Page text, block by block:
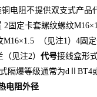
电阻不提供双支式产品
2固定卡套螺纹螺纹
M16×1.5 （见注1） 4固
（见注2） 代号接线盒形
隔爆等级通常为dⅡBT4
电阻外径